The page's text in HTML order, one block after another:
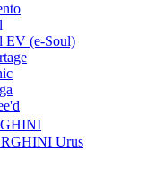
EV (e-Soul)
Urus